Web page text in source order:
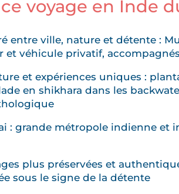
voyage en Inde
entre ville, nature et détente :
et véhicule privatif,
et expériences uniques :
en shikhara dans les
: grande métropole indienne et
plus préservées et
sous le signe de la détente